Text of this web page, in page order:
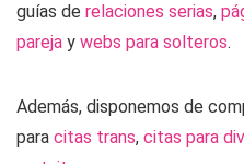
guías de relaciones serias,
pareja y webs para solteros.
Además, disponemos de
para citas trans, citas para